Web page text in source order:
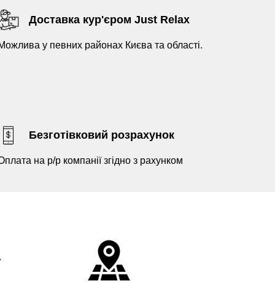
Доставка кур'єром Just Relax
у певних районах Києва та області.
Безготівковий розрахунок
на р/р компанії згідно з рахунком